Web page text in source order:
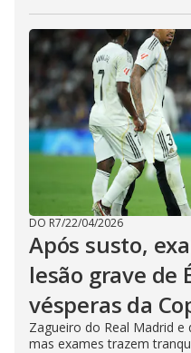
DO R7/22/04/2026
Após susto,
lesão grave de
vésperas da
Zagueiro do Real Madrid
mas exames trazem